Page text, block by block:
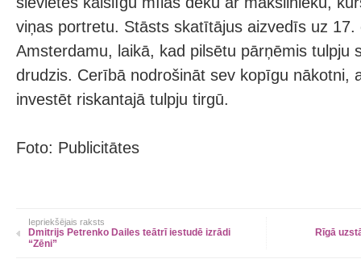
viņas portretu. Stāsts skatītājus aizvedīs uz 17.
Amsterdamu, laikā, kad pilsētu pārņēmis tulpju
drudzis. Cerībā nodrošināt sev kopīgu nākotni,
investēt riskantajā tulpju tirgū.
Foto: Publicitātes
Iepriekšējais raksts
Dmitrijs Petrenko Dailes teātrī iestudē izrādi
“Zēni”
Rīgā